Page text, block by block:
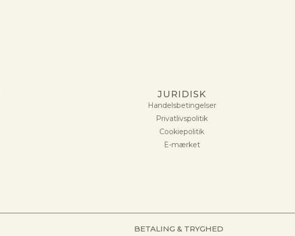
JURIDISK
Handelsbetingelser
Privatlivspolitik
Cookiepolitik
E-mærket
BETALING & TRYGHED